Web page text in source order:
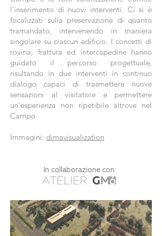
l’inserimento di nuovi interventi. Ci si è
focalizzati sulla preservazione di quanto
tramandato, intervenendo in maniera
singolare su ciascun edificio. I concetti di
rovina, frattura ed intercapedine hanno
guidato il percorso progettuale,
risultando in due interventi in continuo
dialogo capaci di trasmettere nuove
sensazioni al visitatore e permettere
un’esperienza non ripetibile altrove nel
Campo.
Immagini: dimavisualization
In collaborazione con: